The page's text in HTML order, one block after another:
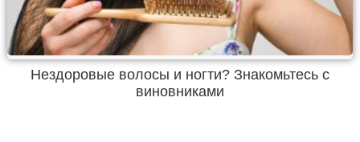
Нездоровые волосы и ногти? Знакомьтесь с
виновниками